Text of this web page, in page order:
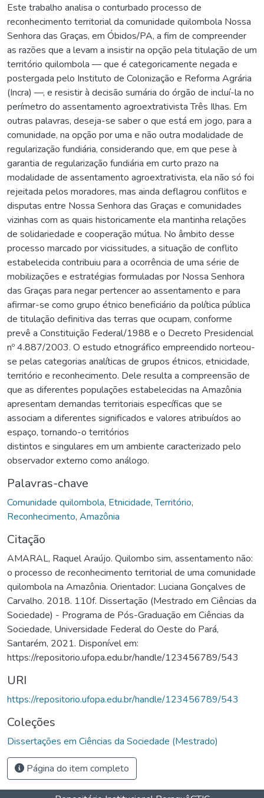
Este trabalho analisa o conturbado processo de
reconhecimento territorial da comunidade quilombola Nossa
Senhora das Graças, em Óbidos/PA, a fim de compreender
as razões que a levam a insistir na opção pela titulação de um
território quilombola –– que é categoricamente negada e
postergada pelo Instituto de Colonização e Reforma Agrária
(Incra) ––, e resistir à decisão sumária do órgão de incluí-la no
perímetro do assentamento agroextrativista Três Ilhas. Em
outras palavras, deseja-se saber o que está em jogo, para a
comunidade, na opção por uma e não outra modalidade de
regularização fundiária, considerando que, em que pese à
garantia de regularização fundiária em curto prazo na
modalidade de assentamento agroextrativista, ela não só foi
rejeitada pelos moradores, mas ainda deflagrou conflitos e
disputas entre Nossa Senhora das Graças e comunidades
vizinhas com as quais historicamente ela mantinha relações
de solidariedade e cooperação mútua. No âmbito desse
processo marcado por vicissitudes, a situação de conflito
estabelecida contribuiu para a ocorrência de uma série de
mobilizações e estratégias formuladas por Nossa Senhora
das Graças para negar pertencer ao assentamento e para
afirmar-se como grupo étnico beneficiário da política pública
de titulação definitiva das terras que ocupam, conforme
prevê a Constituição Federal/1988 e o Decreto Presidencial
nº 4.887/2003. O estudo etnográfico empreendido norteou-
se pelas categorias analíticas de grupos étnicos, etnicidade,
território e reconhecimento. Dele resulta a compreensão de
que as diferentes populações estabelecidas na Amazônia
apresentam demandas territoriais específicas que se
associam a diferentes significados e valores atribuídos ao
espaço, tornando-o territórios
distintos e singulares em um ambiente caracterizado pelo
observador externo como análogo.
Palavras-chave
Comunidade quilombola, Etnicidade,Território,
Reconhecimento, Amazônia
Citação
AMARAL, Raquel Araújo. Quilombo sim, assentamento não:
o processo de reconhecimento territorial de uma comunidade
quilombola na Amazônia. Orientador: Luciana Gonçalves de
Carvalho. 2018. 110f. Dissertação (Mestrado em Ciências da
Sociedade) - Programa de Pós-Graduação em Ciências da
Sociedade, Universidade Federal do Oeste do Pará,
Santarém, 2021. Disponível em:
https://repositorio.ufopa.edu.br/handle/123456789/543
URI
https://repositorio.ufopa.edu.br/handle/123456789/543
Coleções
Dissertações em Ciências da Sociedade (Mestrado)
Página do item completo